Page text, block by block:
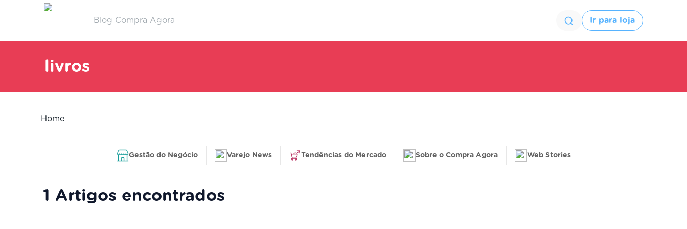
Blog Compra Agora Ir para loja
livros
Home
Gestão do Negócio Varejo News Tendências do Mercado Sobre o Compra Agora Web Stories
1 Artigos encontrados